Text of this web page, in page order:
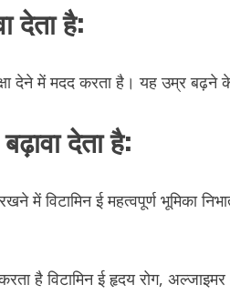
देता है:
देने में मदद करता है। यह उम्र
देता है:
रखने में विटामिन ई महत्वपूर्ण
करता है विटामिन ई हृदय रोग,